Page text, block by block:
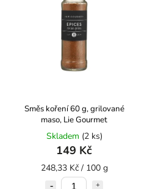
Směs koření 60 g, grilované
maso, Lie Gourmet
Skladem (2 ks)
149 Kč
248,33 Kč / 100 g